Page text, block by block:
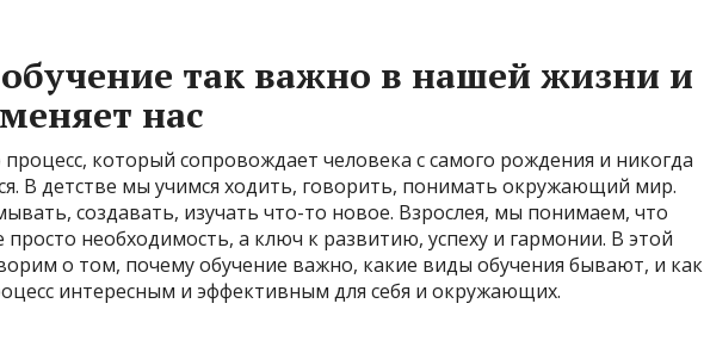
так важно в нашей жизни и
нас
который сопровождает человека с самого рождения и никогда
В детстве мы учимся ходить, говорить, понимать окружающий мир.
создавать, изучать что-то новое. Взрослея, мы понимаем, что
просто необходимость, а ключ к развитию, успеху и гармонии. В этой
о том, почему обучение важно, какие виды обучения бывают, и как
интересным и эффективным для себя и окружающих.